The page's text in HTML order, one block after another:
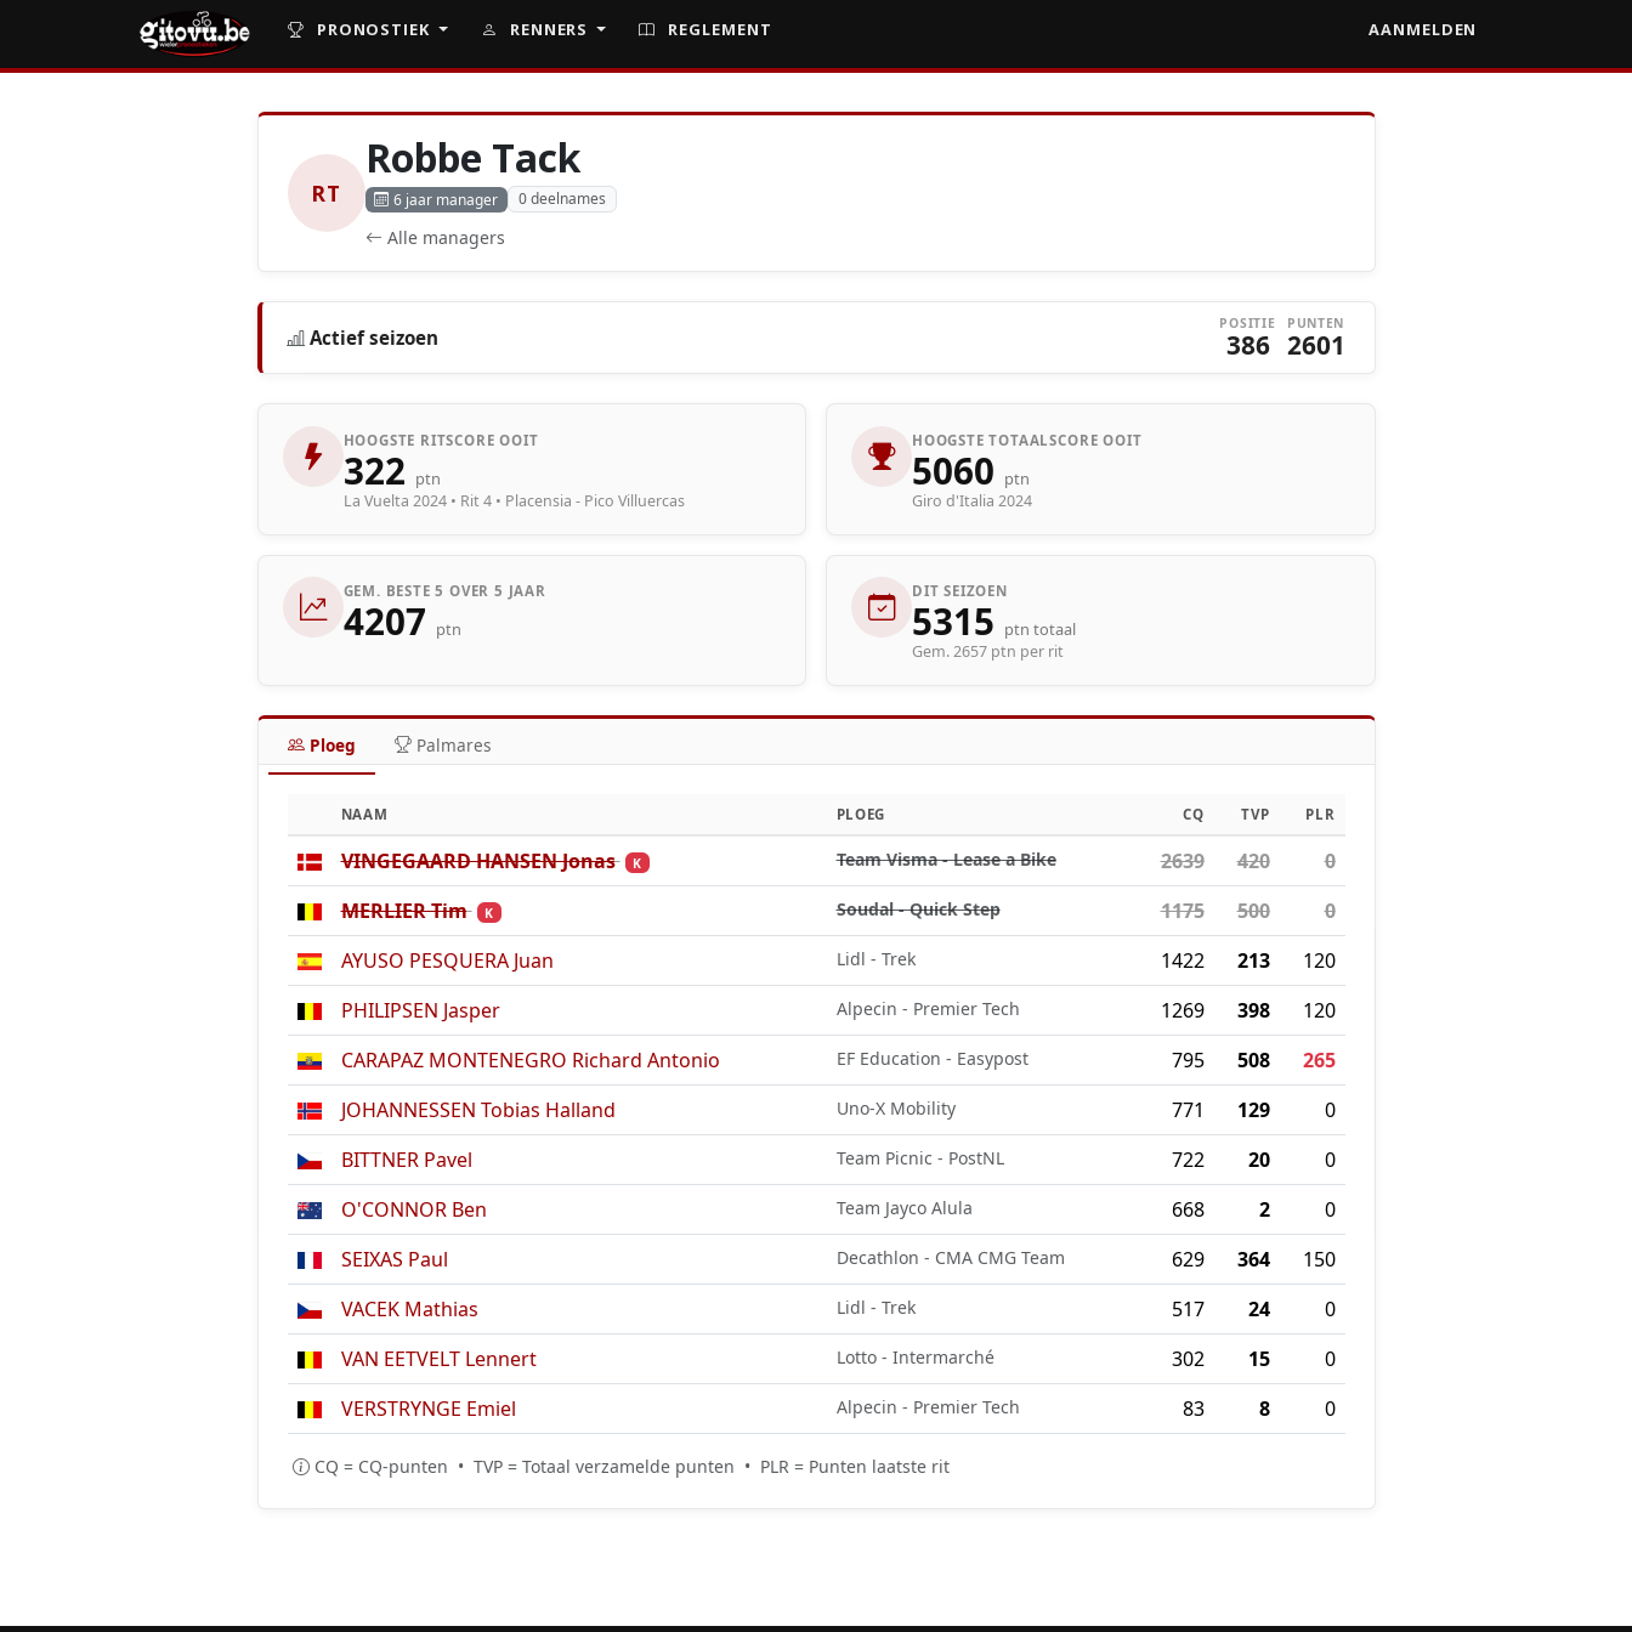
PRONOSTIEK RENNERS REGLEMENT AANMELDEN
RT
Robbe Tack
6 jaar manager 0 deelnames
Alle managers
Actief seizoen
POSITIE
386
PUNTEN
2601
HOOGSTE RITSCORE OOIT
322 ptn
La Vuelta 2024 • Rit 4 • Placensia - Pico Villuercas
HOOGSTE TOTAALSCORE OOIT
5060 ptn
Giro d'Italia 2024
GEM. BESTE 5 OVER 5 JAAR
4207 ptn
DIT SEIZOEN
5315 ptn totaal
Gem. 2657 ptn per rit
Ploeg Palmares
NAAM PLOEG CQ TVP PLR
VINGEGAARD HANSEN Jonas K Team Visma - Lease a Bike 2639 420
0
MERLIER Tim
K Soudal - Quick Step 1175 500
0
AYUSO PESQUERA Juan
Lidl - Trek 1422 213
120
PHILIPSEN Jasper
Alpecin - Premier Tech 1269 398
120
CARAPAZ MONTENEGRO Richard Antonio
EF Education - Easypost 795 508
265
JOHANNESSEN Tobias Halland
Uno-X Mobility 771 129
0
BITTNER Pavel
Team Picnic - PostNL 722 20
0
O'CONNOR Ben
Team Jayco Alula 668 2
0
SEIXAS Paul
Decathlon - CMA CMG Team 629 364
150
VACEK Mathias
Lidl - Trek 517 24
0
VAN EETVELT Lennert
Lotto - Intermarché 302 15
0
VERSTRYNGE Emiel
Alpecin - Premier Tech 83 8 0
CQ = CQ-punten • TVP = Totaal verzamelde punten • PLR = Punten laatste rit